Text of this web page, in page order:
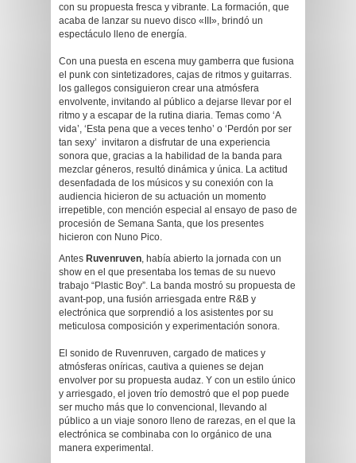
con su propuesta fresca y vibrante. La formación, que
acaba de lanzar su nuevo disco «III», brindó un
espectáculo lleno de energía.
Con una puesta en escena muy gamberra que fusiona
el punk con sintetizadores, cajas de ritmos y guitarras.
los gallegos consiguieron crear una atmósfera
envolvente, invitando al público a dejarse llevar por el
ritmo y a escapar de la rutina diaria. Temas como ‘A
vida’, ‘Esta pena que a veces tenho’ o ‘Perdón por ser
tan sexy’ invitaron a disfrutar de una experiencia
sonora que, gracias a la habilidad de la banda para
mezclar géneros, resultó dinámica y única. La actitud
desenfadada de los músicos y su conexión con la
audiencia hicieron de su actuación un momento
irrepetible, con mención especial al ensayo de paso de
procesión de Semana Santa, que los presentes
hicieron con Nuno Pico.
Antes Ruvenruven, había abierto la jornada con un
show en el que presentaba los temas de su nuevo
trabajo “Plastic Boy”. La banda mostró su propuesta de
avant-pop, una fusión arriesgada entre R&B y
electrónica que sorprendió a los asistentes por su
meticulosa composición y experimentación sonora.
El sonido de Ruvenruven, cargado de matices y
atmósferas oníricas, cautiva a quienes se dejan
envolver por su propuesta audaz. Y con un estilo único
y arriesgado, el joven trío demostró que el pop puede
ser mucho más que lo convencional, llevando al
público a un viaje sonoro lleno de rarezas, en el que la
electrónica se combinaba con lo orgánico de una
manera experimental.